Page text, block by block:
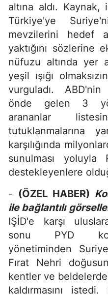
altına aldı. Kaynak,
Türkiye'ye
mevzilerini hedef
yaktığını sözlerine
nüfuzu altında yer
yeşil ışığı
vurguladı. ABD'nin
önde gelen 3
arananlar
tutuklanmalarına
karşılığında
sunulması
destekleyenlere
- (ÖZEL HABER)
ile bağlantılı
IŞİD'e karşı
sonu PYD
yönetiminden
Fırat Nehri
kentler ve
kaldırmasını